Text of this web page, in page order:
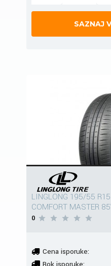
SAZNAJ
LINGLONG 195/55 R15
COMFORT MASTER
0
Cena isporuke: